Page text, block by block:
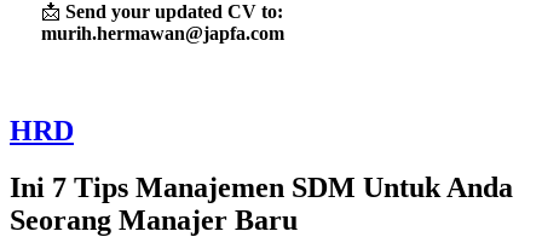
Send your updated CV to:
murih.hermawan@japfa.com
HRD
Ini 7 Tips Manajemen SDM Untuk Anda
Seorang Manajer Baru